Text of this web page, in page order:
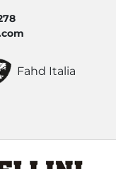
Fahd Italia